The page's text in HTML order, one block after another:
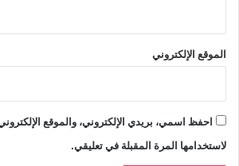
الموقع الإلكتروني
احفظ اسمي، بريدي الإلكتروني، والموقع
لاستخدامها المرة المقبلة في تعليقي.